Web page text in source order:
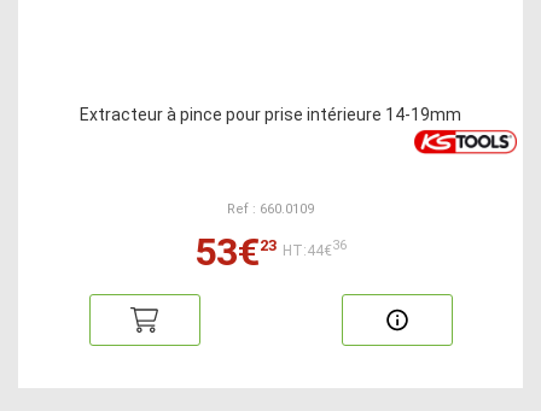
Extracteur à pince pour prise intérieure 14-19mm
Ref : 660.0109
53€23 HT:44€36